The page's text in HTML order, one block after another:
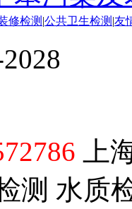
修检测 公共卫生检测 友
上
测 水质